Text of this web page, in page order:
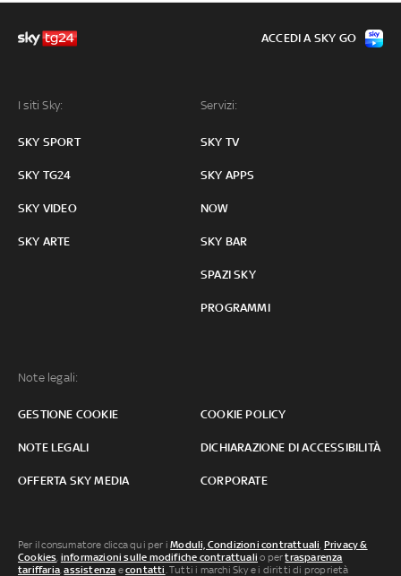
I siti Sky:
SKY SPORT
SKY TG24
SKY VIDEO
SKY ARTE
Servizi:
SKY TV
SKY APPS
NOW
SKY BAR
SPAZI SKY
PROGRAMMI
Note legali:
GESTIONE COOKIE COOKIE POLICY
NOTE LEGALI DICHIARAZIONE DI ACCESSIBILITÀ
OFFERTA SKY MEDIA CORPORATE
ACCEDI A SKY GO
Per il consumatore clicca qui per iModuli, Condizioni contrattuali, Privacy &
Cookies, informazioni sulle modifiche contrattuali o pertrasparenza
tariffaria,assistenza econtatti. Tutti i marchi Sky e i diritti di proprietà